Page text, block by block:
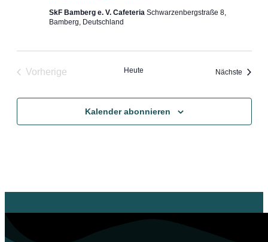
SkF Bamberg e. V. Cafeteria Schwarzenbergstraße 8,
Bamberg, Deutschland
Vorherige
Heute Nächste
Kalender abonnieren